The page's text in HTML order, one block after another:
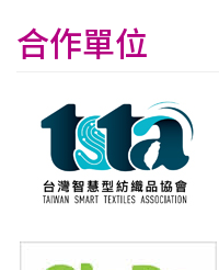
合作單位